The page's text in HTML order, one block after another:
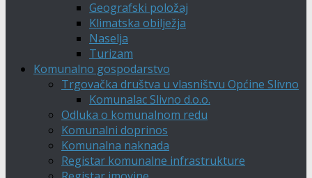
Geografski položaj
Klimatska obilježja
Naselja
Turizam
Komunalno gospodarstvo
Trgovačka društva u vlasništvu Općine Slivno
Komunalac Slivno d.o.o.
Odluka o komunalnom redu
Komunalni doprinos
Komunalna naknada
Registar komunalne infrastrukture